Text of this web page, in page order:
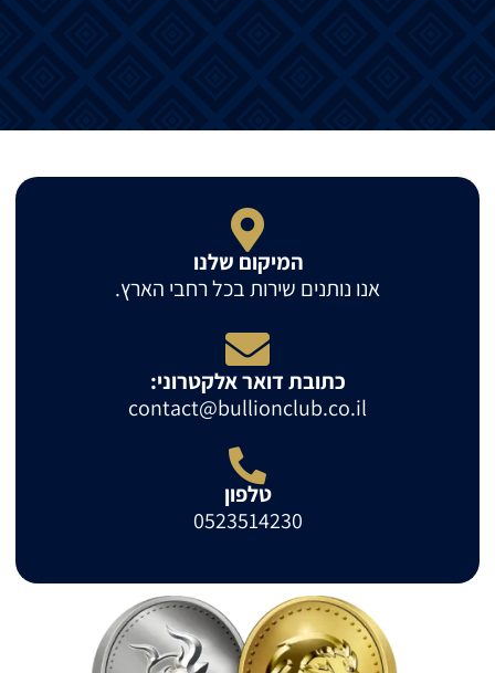
המיקום שלנו
אנו נותנים שירות בכל רחבי הארץ.
כתובת דואר אלקטרוני:
contact@bullionclub.co.il
טלפון
0523514230